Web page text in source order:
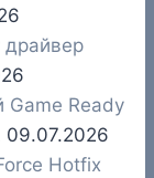
драйвер
Game Ready
09.07.2026
Hotfix